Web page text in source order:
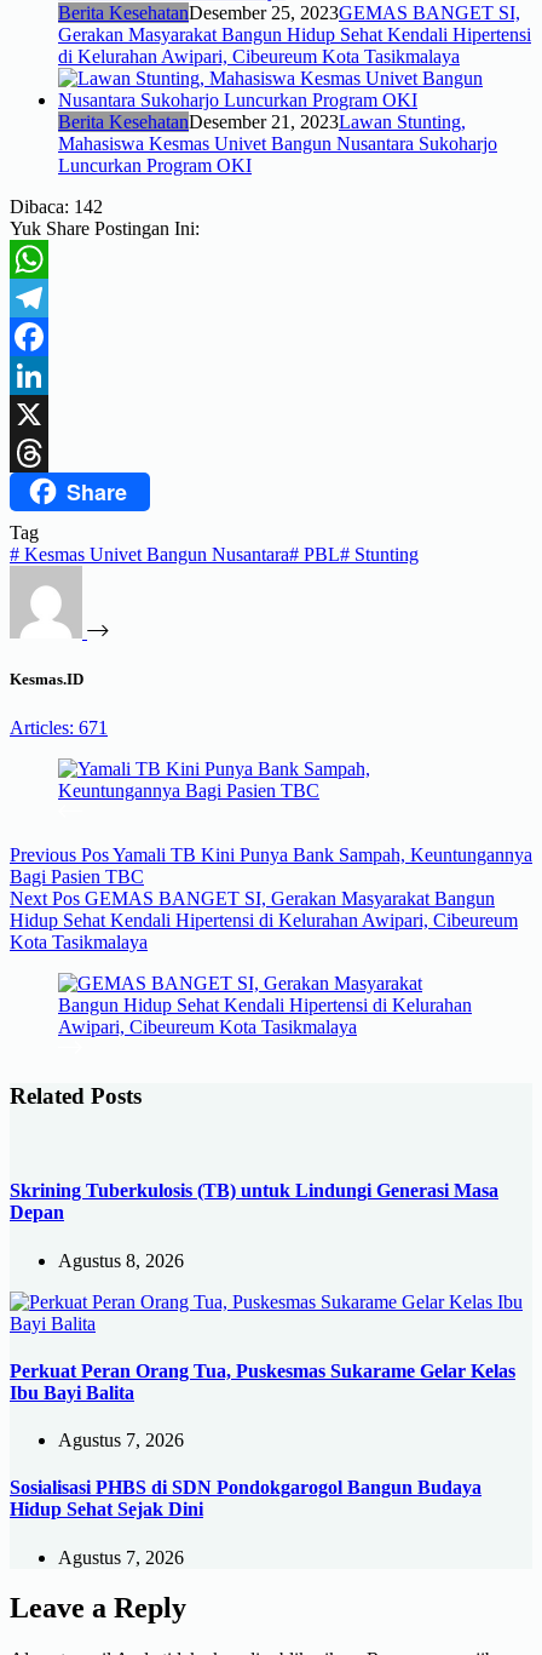
Berita KesehatanDesember 25, 2023GEMAS BANGET SI,
Gerakan Masyarakat Bangun Hidup Sehat Kendali Hipertensi
di Kelurahan Awipari, Cibeureum Kota Tasikmalaya
Berita KesehatanDesember 21, 2023Lawan Stunting,
Mahasiswa Kesmas Univet Bangun Nusantara Sukoharjo
Luncurkan Program OKI
Dibaca: 142
Yuk Share Postingan Ini:
WhatsApp
Telegram
Facebook
LinkedIn
X
ThreadsShare
Tag
# Kesmas Univet Bangun Nusantara# PBL# Stunting
Kesmas.ID
Articles: 671
Previous PosYamali TB Kini Punya Bank Sampah, Keuntungannya
Bagi Pasien TBC
Next Pos GEMAS BANGET SI, Gerakan Masyarakat Bangun
Hidup Sehat Kendali Hipertensi di Kelurahan Awipari, Cibeureum
Kota Tasikmalaya
Related Posts
Skrining Tuberkulosis (TB) untuk Lindungi Generasi Masa
Depan
Agustus 8, 2026
Perkuat Peran Orang Tua, Puskesmas Sukarame Gelar Kelas
Ibu Bayi Balita
Agustus 7, 2026
Sosialisasi PHBS di SDN Pondokgarogol Bangun Budaya
Hidup Sehat Sejak Dini
Agustus 7, 2026
Leave a Reply